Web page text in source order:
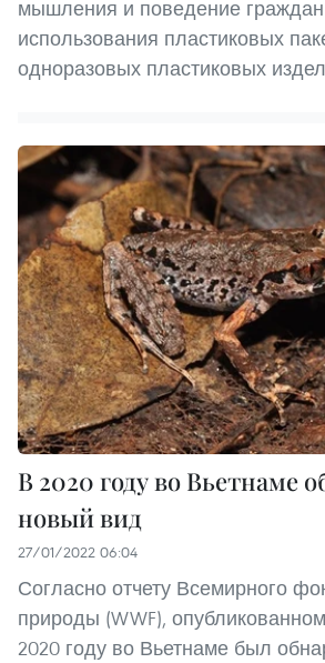
мышления и поведение
использования пластиковых
одноразовых пластиковых
В 2020 году во Вьетнаме
новый вид
27/01/2022 06:04
Согласно отчету Всемирного
природы (WWF),
2020 году во Вьетнаме был